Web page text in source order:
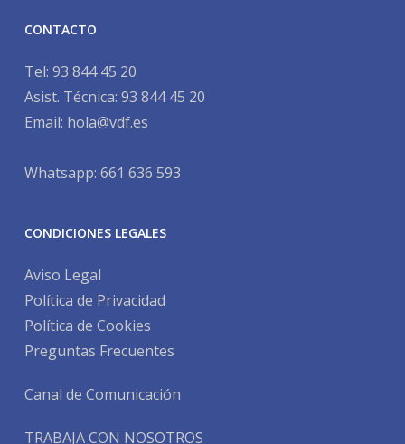
CONTACTO
Tel: 93 844 45 20
Asist. Técnica: 93 844 45 20
Email: hola@vdf.es
Whatsapp: 661 636 593
CONDICIONES LEGALES
Aviso Legal
Política de Privacidad
Política de Cookies
Preguntas Frecuentes
Canal de Comunicación
TRABAJA CON NOSOTROS